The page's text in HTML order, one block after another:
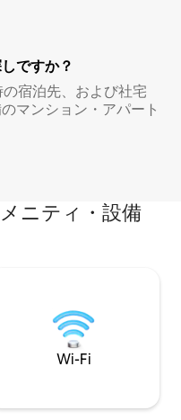
ですか？
宿泊先、および社宅
マンション・アパート
ニティ・設備
Wi-Fi